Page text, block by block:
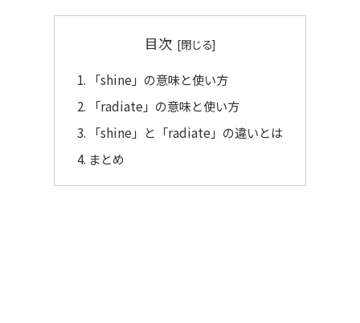
目次
「shine」の意味と使い方
「radiate」の意味と使い方
「shine」と「radiate」の違いとは
まとめ